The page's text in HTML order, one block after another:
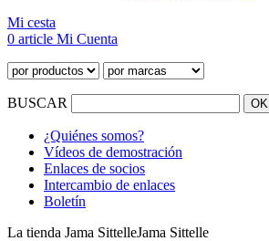
Mi cesta
0 article Mi Cuenta
BUSCAR
¿Quiénes somos?
Vídeos de demostración
Enlaces de socios
Intercambio de enlaces
Boletín
La tienda Jama SittelleJama Sittelle